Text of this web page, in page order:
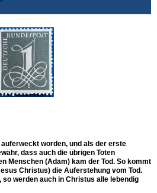
worden, und als der erste
dass auch die übrigen Toten
Menschen (Adam) kam der Tod. So kommt
Christus) die Auferstehung vom Tod.
so werden auch in Christus alle lebendig